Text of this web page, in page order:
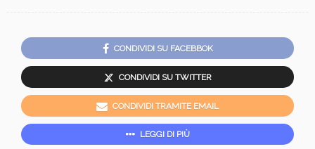
CONDIVIDI SU FACEBBOK
CONDIVIDI SU TWITTER
CONDIVIDI TRAMITE EMAIL
LEGGI DI PIÙ